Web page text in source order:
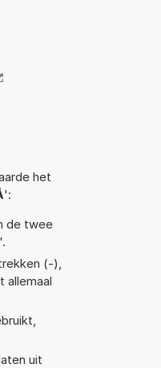
het
':
de twee
(-),
allemaal
uit